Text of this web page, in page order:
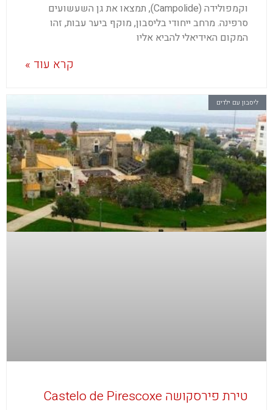
וקמפולידה (Campolide), תמצאו את גן השעשועים
סרפינה. מרחב ייחודי בליסבון, מוקף ביער עבות, זהו
המקום האידיאלי להביא אליו
קרא עוד »
ליסבון עם ילדים
טירת פירסקושה Castelo de Pirescoxe